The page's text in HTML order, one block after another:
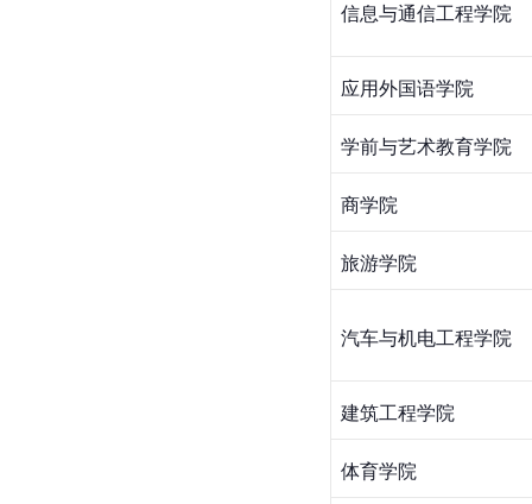
信息与通信工程学院
应用外国语学院
学前与艺术教育学院
商学院
旅游学院
汽车与机电工程学院
建筑工程学院
体育学院